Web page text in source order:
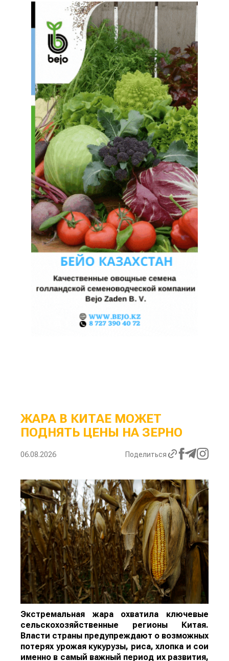
ЖАРА В КИТАЕ МОЖЕТ
ПОДНЯТЬ ЦЕНЫ НА ЗЕРНО
06.08.2026 Поделиться
Экстремальная жара охватила ключевые
сельскохозяйственные регионы Китая.
Власти страны предупреждают о возможных
потерях урожая кукурузы, риса, хлопка и сои
именно в самый важный период их развития,